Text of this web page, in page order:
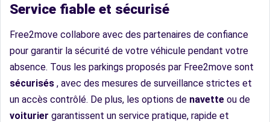
Service fiable et sécurisé
Free2move collabore avec des partenaires de confiance
pour garantir la sécurité de votre véhicule pendant votre
absence. Tous les parkings proposés par Free2move sont
sécurisés , avec des mesures de surveillance strictes et
un accès contrôlé. De plus, les options de navette ou de
voiturier garantissent un service pratique, rapide et